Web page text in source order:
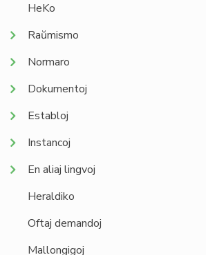
HeKo
Raŭmismo
Normaro
Dokumentoj
Establoj
Instancoj
En aliaj lingvoj
Heraldiko
Oftaj demandoj
Mallongigoj